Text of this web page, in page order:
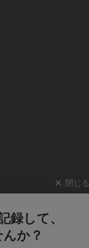
閉じる
録して、
か？